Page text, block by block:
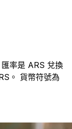
率是 ARS 兌換
。 貨幣符號為